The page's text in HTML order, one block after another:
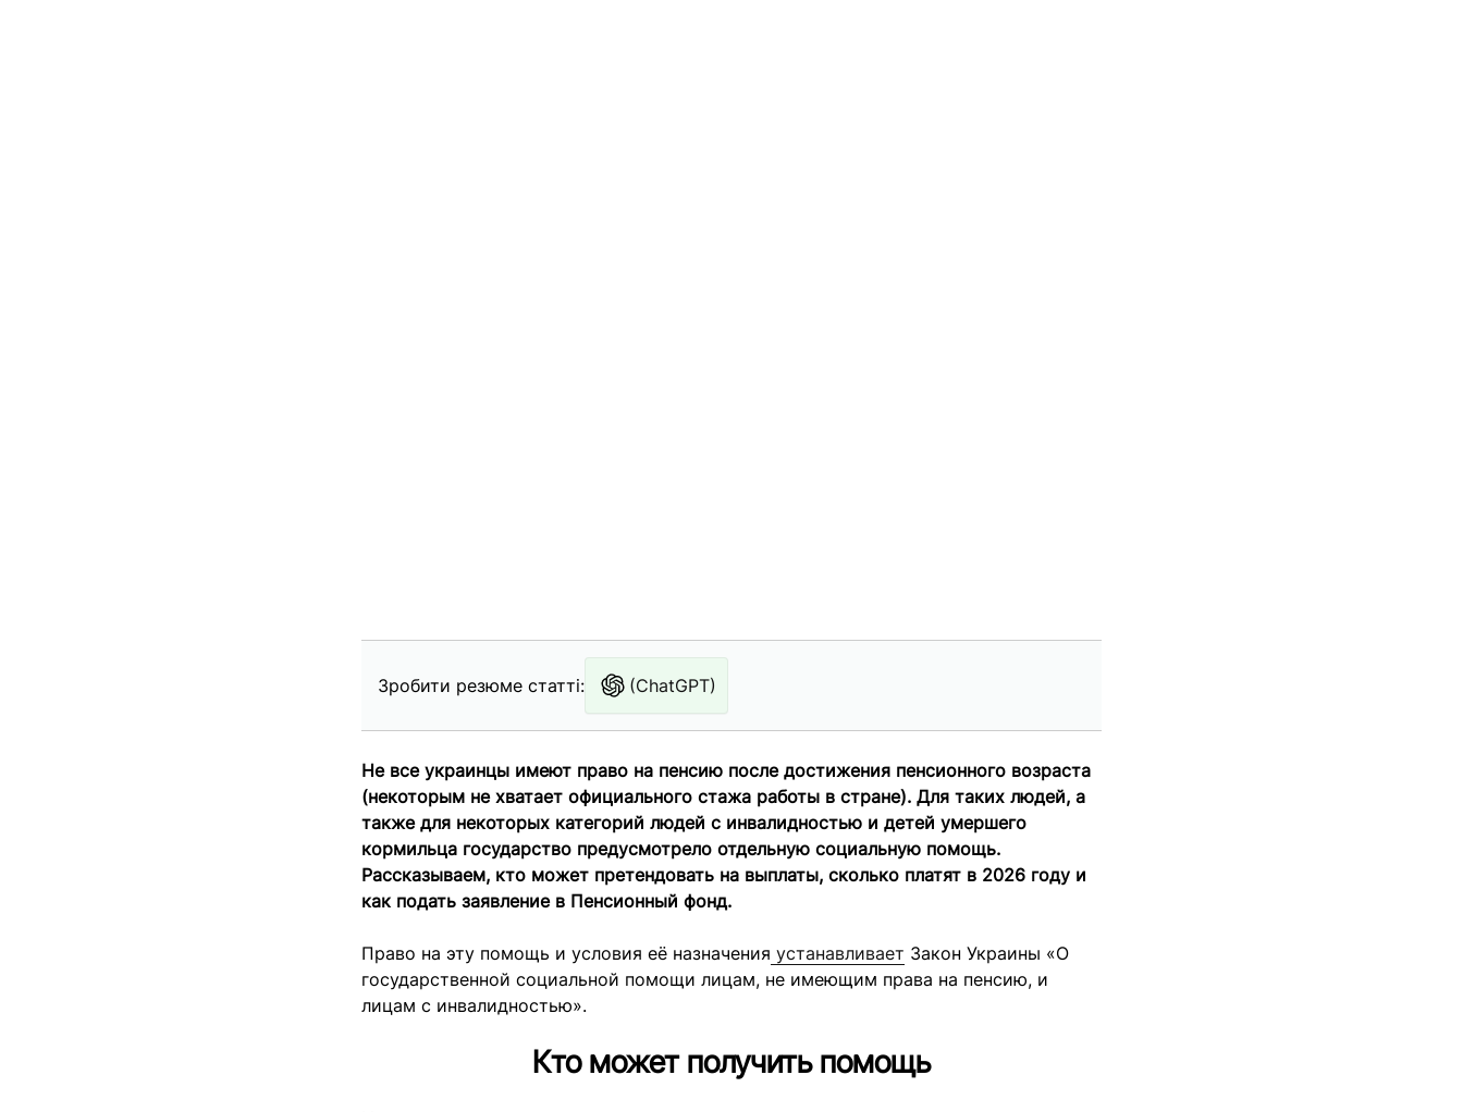
Зробити резюме статті: (ChatGPT)
Не все украинцы имеют право на пенсию после достижения пенсионного возраста
(некоторым не хватает официального стажа работы в стране). Для таких людей, а
также для некоторых категорий людей с инвалидностью и детей умершего
кормильца государство предусмотрело отдельную социальную помощь.
Рассказываем, кто может претендовать на выплаты, сколько платят в 2026 году и
как подать заявление в Пенсионный фонд.
Право на эту помощь и условия её назначения устанавливает Закон Украины «О
государственной социальной помощи лицам, не имеющим права на пенсию, и
лицам с инвалидностью».
Кто может получить помощь